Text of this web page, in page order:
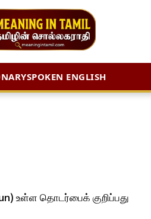
SPOKEN ENGLISH
உள்ள தொடர்பைக் குறிப்பது